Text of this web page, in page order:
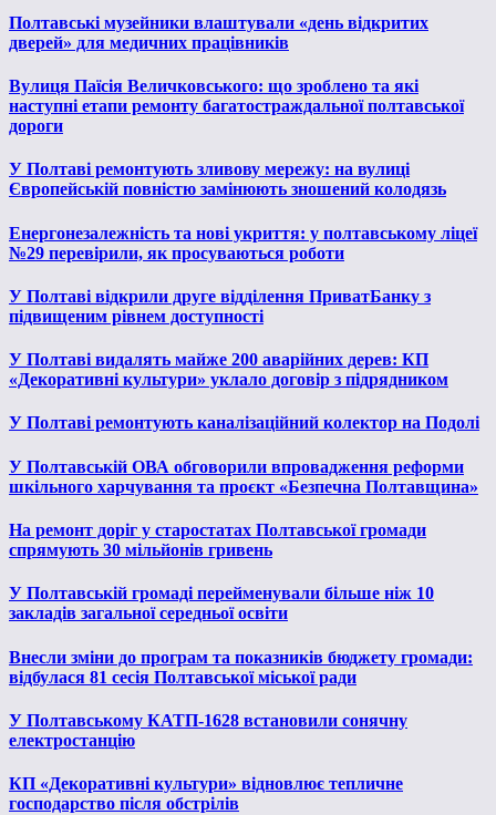
Полтавські музейники влаштували «день відкритих
дверей» для медичних працівників
Вулиця Паїсія Величковського: що зроблено та які
наступні етапи ремонту багатостраждальної полтавської
дороги
У Полтаві ремонтують зливову мережу: на вулиці
Європейській повністю замінюють зношений колодязь
Енергонезалежність та нові укриття: у полтавському ліцеї
№29 перевірили, як просуваються роботи
У Полтаві відкрили друге відділення ПриватБанку з
підвищеним рівнем доступності
У Полтаві видалять майже 200 аварійних дерев: КП
«Декоративні культури» уклало договір з підрядником
У Полтаві ремонтують каналізаційний колектор на Подолі
У Полтавській ОВА обговорили впровадження реформи
шкільного харчування та проєкт «Безпечна Полтавщина»
На ремонт доріг у старостатах Полтавської громади
спрямують 30 мільйонів гривень
У Полтавській громаді перейменували більше ніж 10
закладів загальної середньої освіти
Внесли зміни до програм та показників бюджету громади:
відбулася 81 сесія Полтавської міської ради
У Полтавському КАТП-1628 встановили сонячну
електростанцію
КП «Декоративні культури» відновлює тепличне
господарство після обстрілів